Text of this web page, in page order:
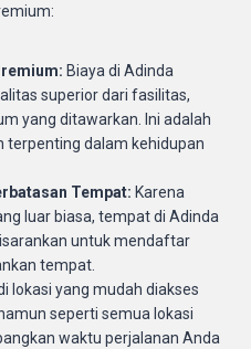
Biaya di Adinda
superior dari fasilitas,
yang ditawarkan. Ini adalah
terpenting dalam kehidupan
Tempat: Karena
luar biasa, tempat di Adinda
untuk mendaftar
tempat.
lokasi yang mudah diakses
seperti semua lokasi
waktu perjalanan Anda